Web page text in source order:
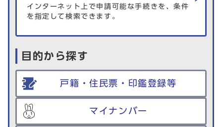
インターネット上で申請可能な手続きを、条件
を指定して検索できます。
目的から探す
戸籍・住民票・印鑑登録等
マイナンバー